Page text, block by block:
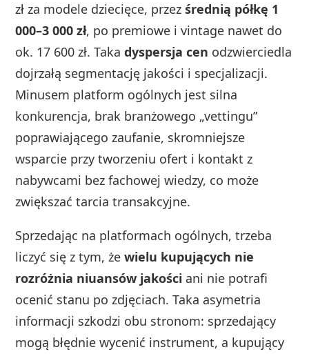
zł za modele dziecięce, przezśrednią półkę 1
000–3 000 zł, po premiowe i vintage nawet do
ok. 17 600 zł. Takadyspersja cen odzwierciedla
dojrzałą segmentację jakości i specjalizacji.
Minusem platform ogólnych jest silna
konkurencja, brak branżowego „vettingu”
poprawiającego zaufanie, skromniejsze
wsparcie przy tworzeniu ofert i kontakt z
nabywcami bez fachowej wiedzy, co może
zwiększać tarcia transakcyjne.
Sprzedając na platformach ogólnych, trzeba
liczyć się z tym, żewielu kupujących nie
rozróżnia niuansów jakości ani nie potrafi
ocenić stanu po zdjęciach. Taka asymetria
informacji szkodzi obu stronom: sprzedający
mogą błędnie wycenić instrument, a kupujący